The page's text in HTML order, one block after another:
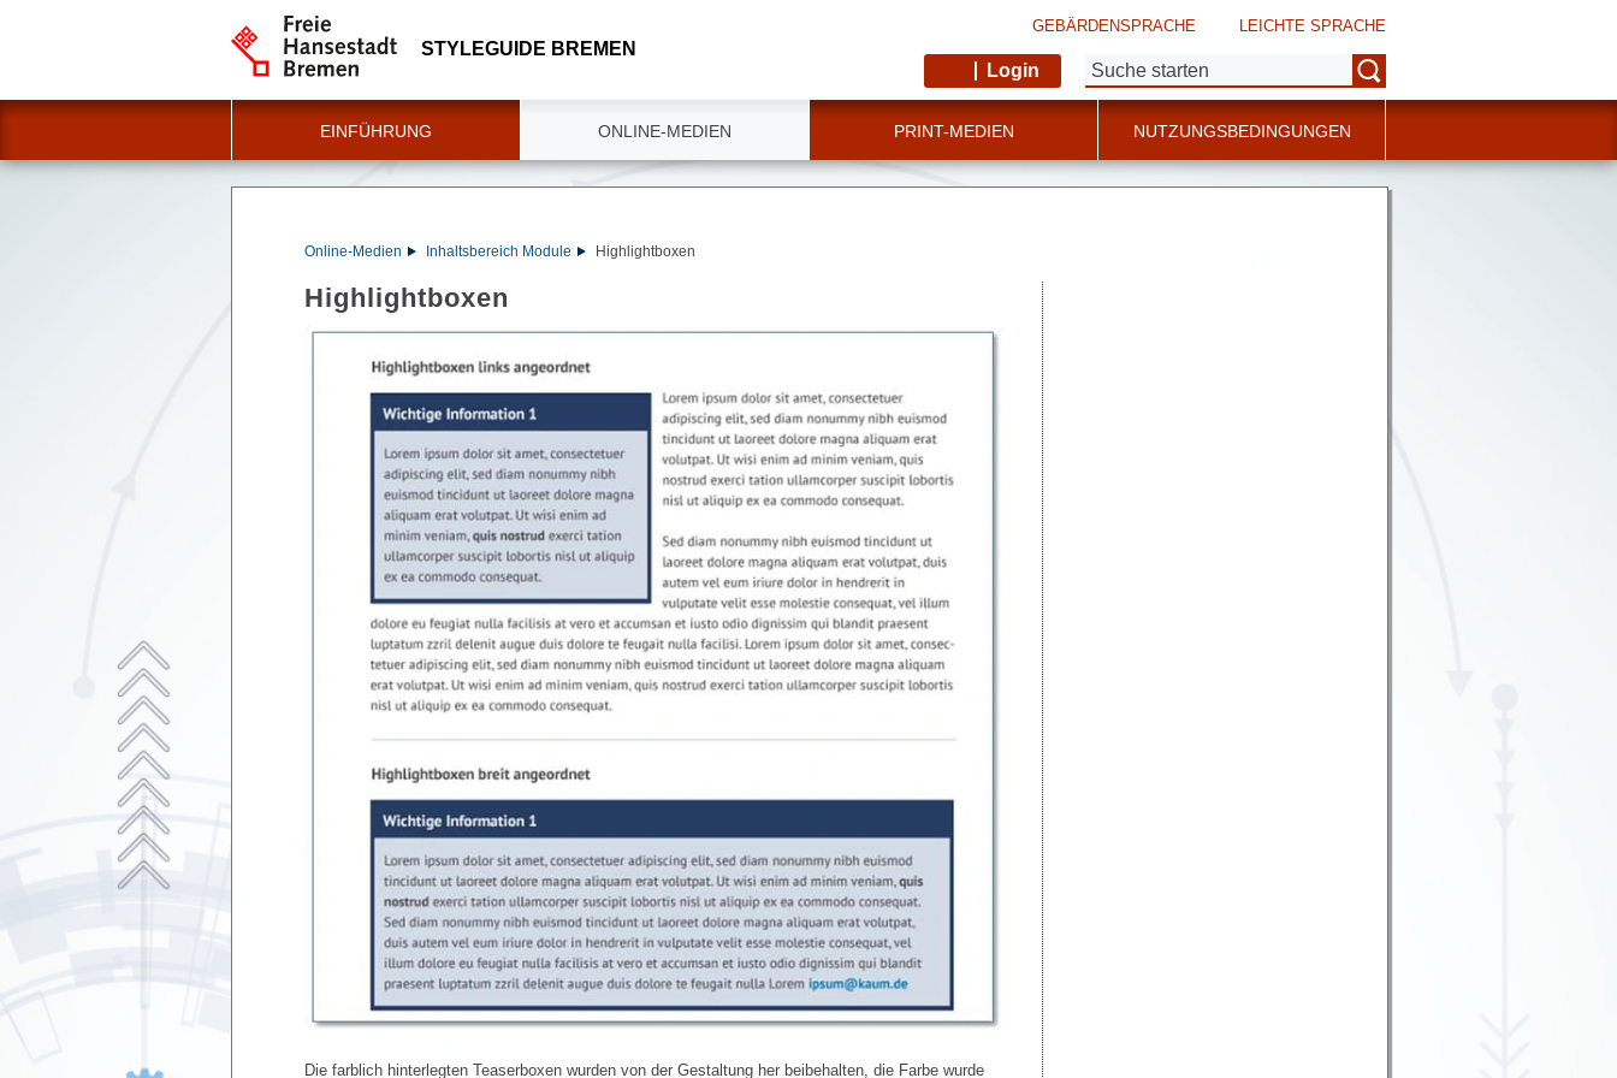
STYLEGUIDE BREMEN
GEBÄRDENSPRACHE LEICHTE SPRACHE
Login Suche:
EINFÜHRUNG ONLINE-MEDIEN PRINT-MEDIEN NUTZUNGSBEDINGUNGEN
Online-Medien Inhaltsbereich Module Highlightboxen
Highlightboxen
Die farblich hinterlegten Teaserboxen wurden von der Gestaltung her beibehalten, die Farbe wurde